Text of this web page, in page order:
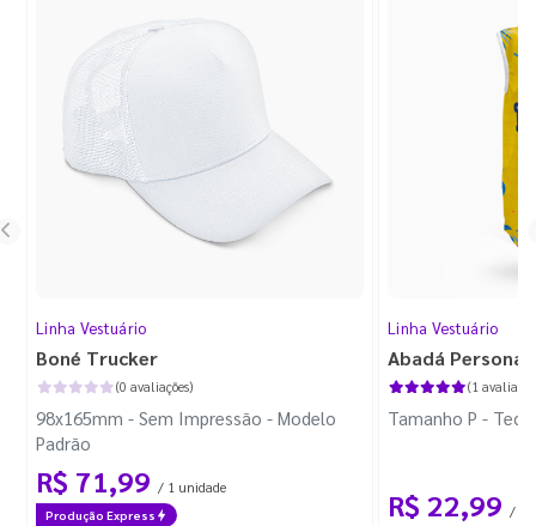
Linha Vestuário
Boné Trucker
(0 avaliações)
98x165mm - Sem Impressão - Modelo
Padrão
R$ 71,99 / 1 unidade
Produção Express
Linha Vestuário
Abadá
(1
Tamanho P -
R$ 22,99 / 1